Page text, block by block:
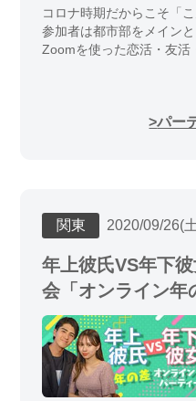
コロナ時期だからこそ「
参加者は都市部をメイン
Zoomを使った恋活・友活
パー
関東 2020/09/26(
年上彼氏VS年下
会「オンライン年